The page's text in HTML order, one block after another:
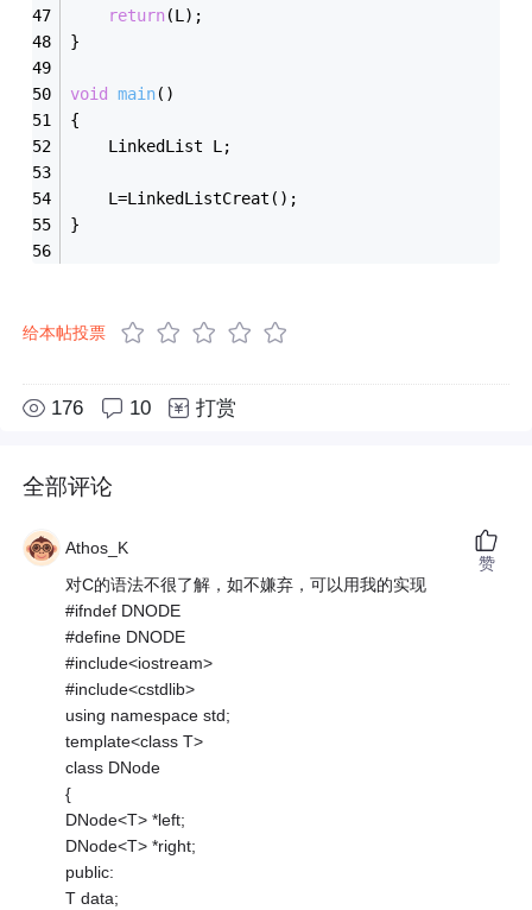
return(L);
}
void main()
{
	LinkedList L;
	L=LinkedListCreat();
}
给本帖投票
176 10 打赏
全部评论
Athos_K
对C的语法不很了解，如不嫌弃，可以用我的实现
#ifndef DNODE
#define DNODE
#include<iostream>
#include<cstdlib>
using namespace std;
template<class T>
class DNode
{
DNode<T> *left;
DNode<T> *right;
public:
T data;
赞